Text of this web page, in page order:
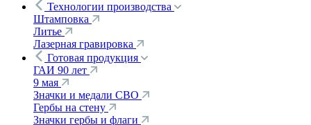
Технологии производства
Штамповка
Литье
Лазерная гравировка
Готовая продукция
ГАИ 90 лет
9 мая
Значки и медали СВО
Гербы на стену
Значки гербы и флаги